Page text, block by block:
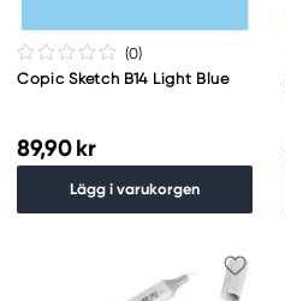
(0)
Copic Sketch B14 Light Blue
89,90 kr
Lägg i varukorgen